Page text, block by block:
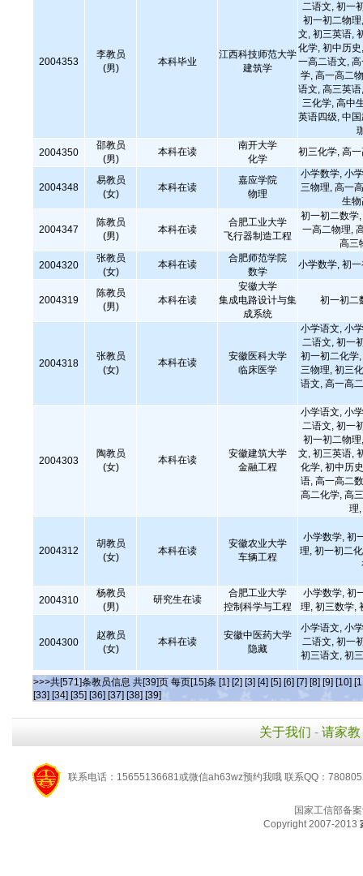
2004353
李教员
(男)
本科毕业
江西科技师范大学
建筑学
二语文, 初一
初一初二物
文, 初三英语,
化学, 初中历
一高二语文,
学, 高一高二
语文, 高三英
三化学, 高中
英语四级, 中
2004350
邵教员
(男)
本科在读
南开大学
化学
初三化学, 高
2004348
易教员
(女)
本科在读
嘉应学院
物理
小学数学, 小
三物理, 高一
生
2004347
陈教员
(男)
本科在读
合肥工业大学
飞行器制造工程
初一初二数学
一高二物理,
高三
2004320
张教员
(女)
本科在读
合肥师范学院
数学
小学数学, 初
2004319
陈教员
(男)
本科在读
安徽大学
集成电路设计与集
成系统
初一初二
2004318
张教员
(女)
本科在读
安徽医科大学
临床医学
小学语文, 小
二语文, 初一
初一初二化学
三物理, 初三
语文, 高一高
2004303
陶教员
(女)
本科在读
安徽建筑大学
金融工程
小学语文, 小
二语文, 初一
初一初二物
文, 初三英语,
化学, 初中历
语, 高一高二
高二化学, 高
理
2004312
胡教员
(女)
本科在读
安徽农业大学
车辆工程
小学数学, 初
理, 初一初二
2004310
杨教员
(男)
研究生在读
合肥工业大学
控制科学与工程
小学数学, 初
理, 初三数学,
2004300
赵教员
(女)
本科在读
安徽中医药大学
隐藏
小学语文, 小
二语文, 初一
初三语文, 初
>>>共[571]条教员信息 共[39]页 每页[15]条 [1] [2] [3] [4] [5] [6] [7] [8] [9] [10]
[33] [34] [35] [36] [37] [38] [39]
关于我们 - 请家教
联系电话：15655136681或微信ah63wz预约我哦 联系QQ：
国家工信部备
Copyright 2007-2013